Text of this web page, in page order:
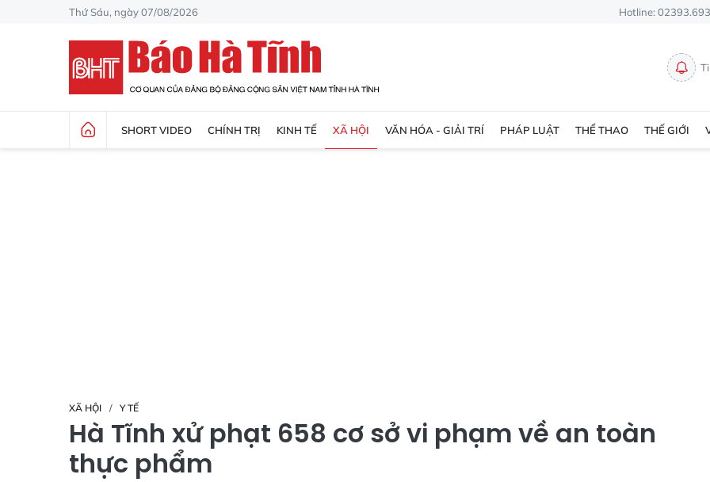
Thứ Sáu, ngày 07/08/2026 Hotline:
SHORT VIDEO CHÍNH TRỊ KINH TẾ XÃ HỘI VĂN HÓA - GIẢI TRÍ PHÁP LUẬT THỂ THAO THẾ GIỚI
XÃ HỘI Y TẾ
Hà Tĩnh xử phạt 658 cơ sở vi phạm về an toàn
thực phẩm